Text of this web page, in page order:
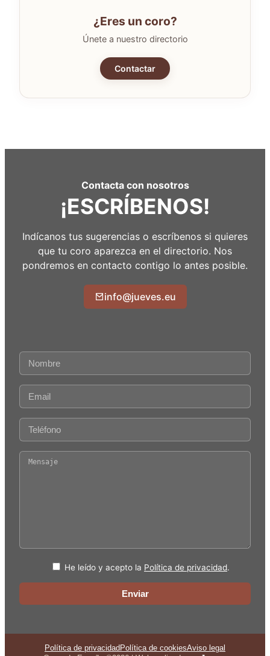
¿Eres un coro?
Únete a nuestro directorio
Contactar
Contacta con nosotros
¡ESCRÍBENOS!
Indícanos tus sugerencias o escríbenos si quieres
que tu coro aparezca en el directorio. Nos
pondremos en contacto contigo lo antes posible.
info@jueves.eu
He leído y acepto la Política de privacidad.
Política de privacidad Política de cookiesAviso legal